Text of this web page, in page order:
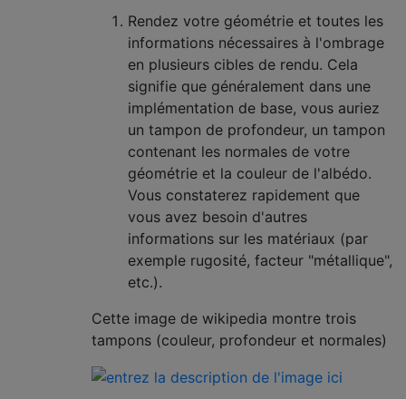
Rendez votre géométrie et toutes les
informations nécessaires à l'ombrage
en plusieurs cibles de rendu. Cela
signifie que généralement dans une
implémentation de base, vous auriez
un tampon de profondeur, un tampon
contenant les normales de votre
géométrie et la couleur de l'albédo.
Vous constaterez rapidement que
vous avez besoin d'autres
informations sur les matériaux (par
exemple rugosité, facteur "métallique",
etc.).
Cette image de wikipedia montre trois
tampons (couleur, profondeur et normales)